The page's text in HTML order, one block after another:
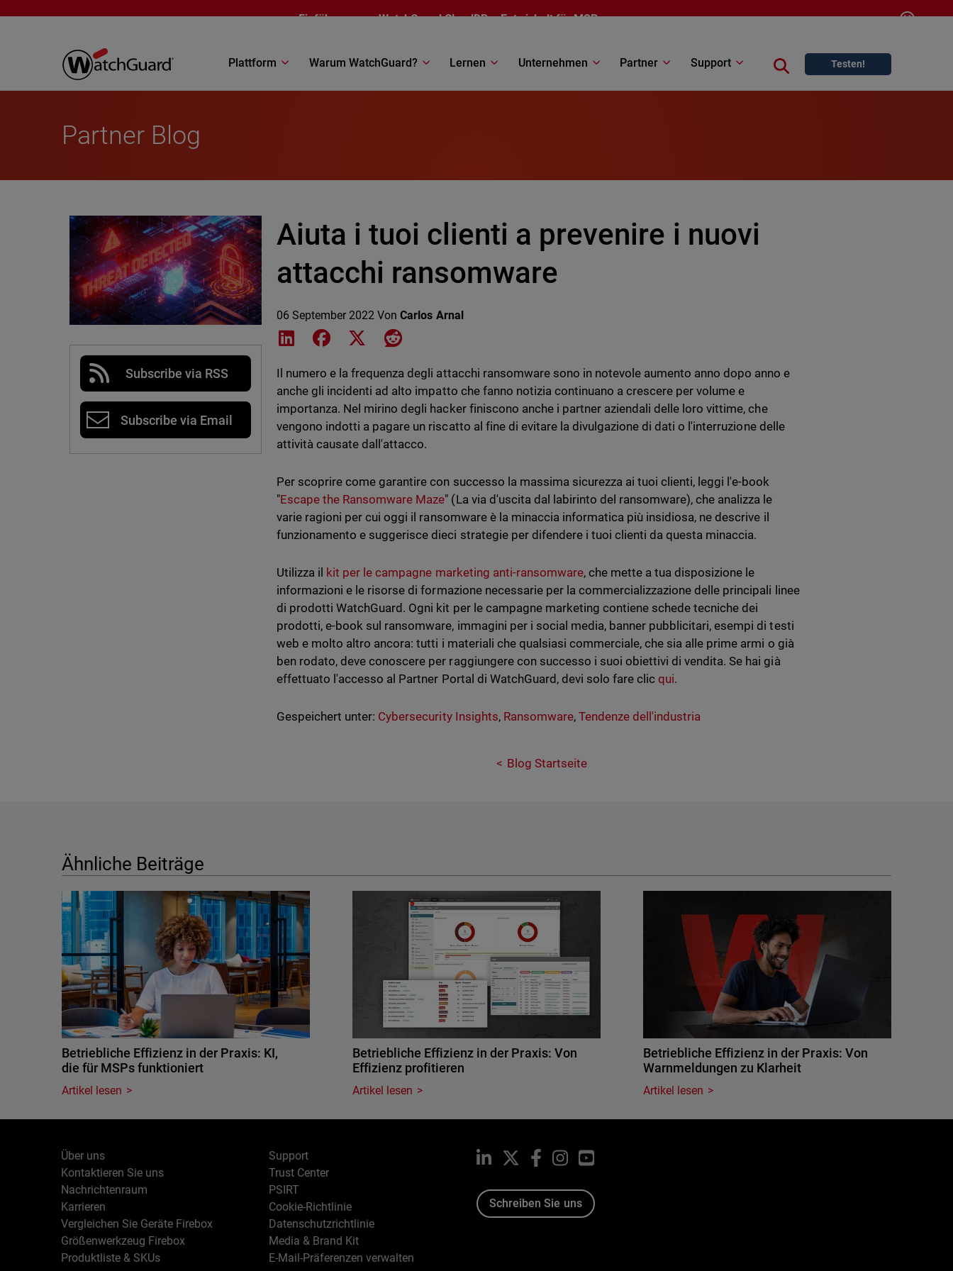
Einführung vonWatchGuard CloudDR– Entwickelt für MSPs
Plattform Warum WatchGuard? Lernen Unternehmen Partner Support Close search
Testen!
Partner Blog
Subscribe via RSS
Subscribe via Email
Aiuta i tuoi clienti a prevenire i nuovi
attacchi ransomware
06 September 2022 VonCarlos Arnal
Share on LinkedIn
Share on Facebook
Share on XShare on Reddit
Il numero e la frequenza degli attacchi ransomware sono in notevole aumento anno dopo anno e
anche gli incidenti ad alto impatto che fanno notizia continuano a crescere per volume e
importanza. Nel mirino degli hacker finiscono anche i partner aziendali delle loro vittime, che
vengono indotti a pagare un riscatto al fine di evitare la divulgazione di dati o l'interruzione delle
attività causate dall'attacco.
Per scoprire come garantire con successo la massima sicurezza ai tuoi clienti, leggi l'e-book
"Escape the Ransomware Maze" (La via d'uscita dal labirinto del ransomware), che analizza le
varie ragioni per cui oggi il ransomware è la minaccia informatica più insidiosa, ne descrive il
funzionamento e suggerisce dieci strategie per difendere i tuoi clienti da questa minaccia.
Utilizza il kit per le campagne marketing anti-ransomware, che mette a tua disposizione le
informazioni e le risorse di formazione necessarie per la commercializzazione delle principali linee
di prodotti WatchGuard. Ogni kit per le campagne marketing contiene schede tecniche dei
prodotti, e-book sul ransomware, immagini per i social media, banner pubblicitari, esempi di testi
web e molto altro ancora: tutti i materiali che qualsiasi commerciale, che sia alle prime armi o già
ben rodato, deve conoscere per raggiungere con successo i suoi obiettivi di vendita. Se hai già
effettuato l'accesso al Partner Portal di WatchGuard, devi solo fare clicqui.
Gespeichert unter: Cybersecurity Insights, Ransomware, Tendenze dell'industria
Blog Startseite
Ähnliche Beiträge
Betriebliche Effizienz in der Praxis: KI,
die für MSPs funktioniert
Artikel lesen
Betriebliche Effizienz in der Praxis: Von
Effizienz profitieren
Artikel lesen
Betriebliche Effizienz in der Praxis: Von
Warnmeldungen zu Klarheit
Artikel lesen
Über uns
Kontaktieren Sie uns
Nachrichtenraum
Karrieren
Vergleichen Sie Geräte Firebox
Größenwerkzeug Firebox
Produktliste & SKUs
Support
Trust Center
PSIRT
Cookie-Richtlinie
Datenschutzrichtlinie
Media & Brand Kit
E-Mail-Präferenzen verwalten
LinkedIn Facebook
InstagramYouTube
Schreiben Sie uns